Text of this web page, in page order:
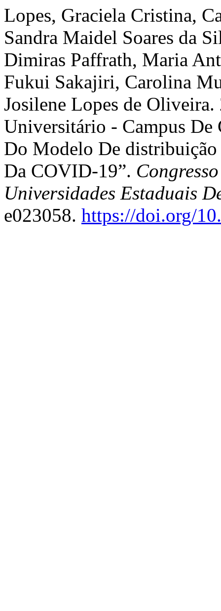
Lopes, Graciela Cristina,
Sandra Maidel Soares da
Dimiras Paffrath, Maria
Fukui Sakajiri, Carolina
Josilene Lopes de
Universitário - Campus De
Do Modelo De
Da COVID-19”.
Universidades Estaduais
e023058. https://doi.org/